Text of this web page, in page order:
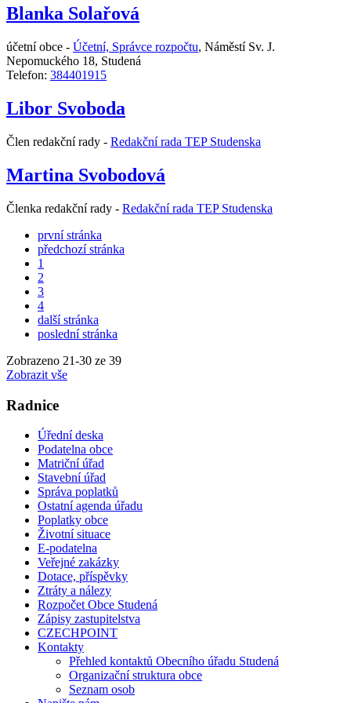
Blanka Solařová
účetní obce - Účetní, Správce rozpočtu, Náměstí Sv. J.
Nepomuckého 18, Studená
Telefon: 384401915
Libor Svoboda
Člen redakční rady - Redakční rada TEP Studenska
Martina Svobodová
Členka redakční rady - Redakční rada TEP Studenska
první stránka
předchozí stránka
1
2
3
4
další stránka
poslední stránka
Zobrazeno 21-30 ze 39
Zobrazit vše
Radnice
Úřední deska
Podatelna obce
Matriční úřad
Stavební úřad
Správa poplatků
Ostatní agenda úřadu
Poplatky obce
Životní situace
E-podatelna
Veřejné zakázky
Dotace, příspěvky
Ztráty a nálezy
Rozpočet Obce Studená
Zápisy zastupitelstva
CZECHPOINT
Kontakty
Přehled kontaktů Obecního úřadu Studená
Organizační struktura obce
Seznam osob